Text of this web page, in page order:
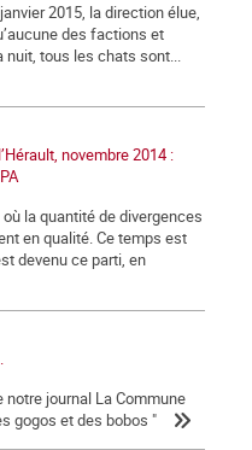
2015, la direction élue,
des factions et
tous les chats sont...
novembre 2014 :
la quantité de divergences
en qualité. Ce temps est
devenu ce parti, en
journal La Commune
gogos et des bobos "